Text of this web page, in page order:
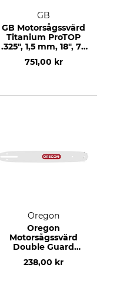
GB
GB Motorsågssvärd
Titanium ProTOP
.325", 1,5 mm, 18", 72
751,00 kr
Oregon
Oregon
Motorsågssvärd
Double Guard
3/8"LP, 1,1 mm, 12",
45 DL
238,00 kr